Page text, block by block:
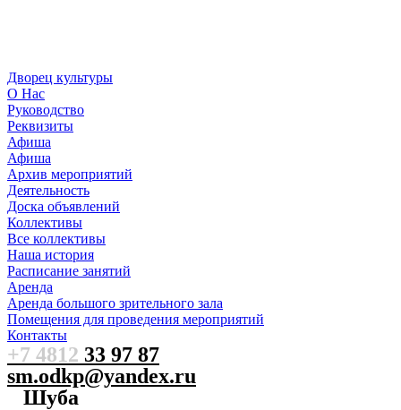
Дворец культуры
О Нас
Руководство
Реквизиты
Афиша
Афиша
Архив мероприятий
Деятельность
Доска объявлений
Коллективы
Все коллективы
Наша история
Расписание занятий
Аренда
Аренда большого зрительного зала
Помещения для проведения мероприятий
Контакты
+7 4812 33 97 87
sm.odkp@yandex.ru
Шуба